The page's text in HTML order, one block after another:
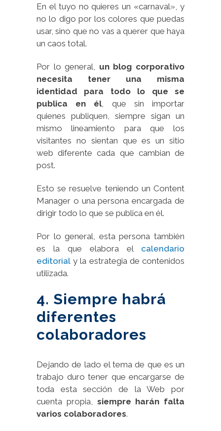
En el tuyo no quieres un «carnaval», y
no lo digo por los colores que puedas
usar, sino que no vas a querer que haya
un caos total.
Por lo general, un blog corporativo
necesita tener una misma
identidad para todo lo que se
publica en él, que sin importar
quienes publiquen, siempre sigan un
mismo lineamiento para que los
visitantes no sientan que es un sitio
web diferente cada que cambian de
post.
Esto se resuelve teniendo un Content
Manager o una persona encargada de
dirigir todo lo que se publica en él.
Por lo general, esta persona también
es la que elabora el calendario
editorial y la estrategia de contenidos
utilizada.
4. Siempre habrá
diferentes
colaboradores
Dejando de lado el tema de que es un
trabajo duro tener que encargarse de
toda esta sección de la Web por
cuenta propia, siempre harán falta
varios colaboradores.